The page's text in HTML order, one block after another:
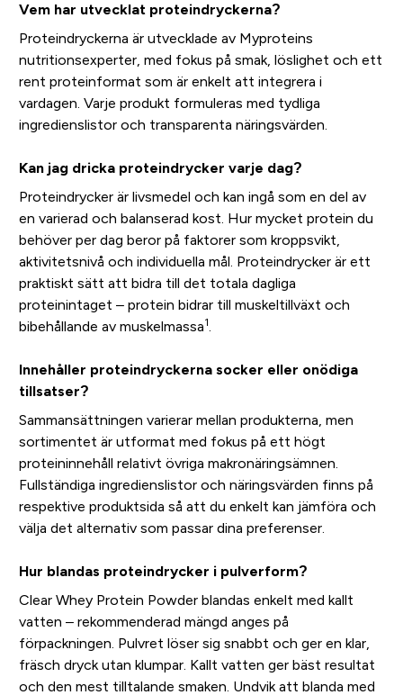
Vem har utvecklat proteindryckerna?
Proteindryckerna är utvecklade av Myproteins
nutritionsexperter, med fokus på smak, löslighet och ett
rent proteinformat som är enkelt att integrera i
vardagen. Varje produkt formuleras med tydliga
ingredienslistor och transparenta näringsvärden.
Kan jag dricka proteindrycker varje dag?
Proteindrycker är livsmedel och kan ingå som en del av
en varierad och balanserad kost. Hur mycket protein du
behöver per dag beror på faktorer som kroppsvikt,
aktivitetsnivå och individuella mål. Proteindrycker är ett
praktiskt sätt att bidra till det totala dagliga
proteinintaget – protein bidrar till muskeltillväxt och
bibehållande av muskelmassa1
Innehåller proteindryckerna socker eller onödiga
tillsatser?
Sammansättningen varierar mellan produkterna, men
sortimentet är utformat med fokus på ett högt
proteininnehåll relativt övriga makronäringsämnen.
Fullständiga ingredienslistor och näringsvärden finns på
respektive produktsida så att du enkelt kan jämföra och
välja det alternativ som passar dina preferenser.
Hur blandas proteindrycker i pulverform?
Clear Whey Protein Powder blandas enkelt med kallt
vatten – rekommenderad mängd anges på
förpackningen. Pulvret löser sig snabbt och ger en klar,
fräsch dryck utan klumpar. Kallt vatten ger bäst resultat
och den mest tilltalande smaken. Undvik att blanda med